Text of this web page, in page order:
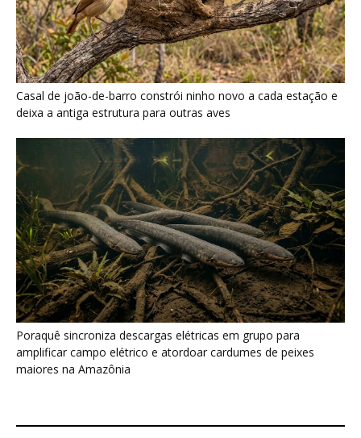
Casal de joão-de-barro constrói ninho novo a cada estação e
deixa a antiga estrutura para outras aves
Poraquê sincroniza descargas elétricas em grupo para
amplificar campo elétrico e atordoar cardumes de peixes
maiores na Amazônia